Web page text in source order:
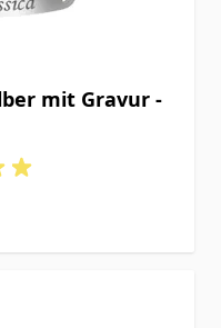
mit Gravur -